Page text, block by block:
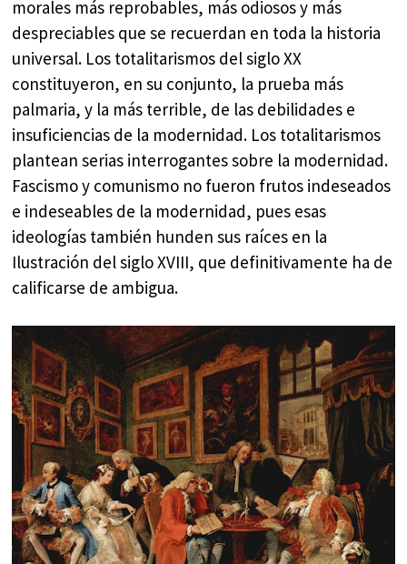
morales más reprobables, más odiosos y más
despreciables que se recuerdan en toda la historia
universal. Los totalitarismos del siglo XX
constituyeron, en su conjunto, la prueba más
palmaria, y la más terrible, de las debilidades e
insuficiencias de la modernidad. Los totalitarismos
plantean serias interrogantes sobre la modernidad.
Fascismo y comunismo no fueron frutos indeseados
e indeseables de la modernidad, pues esas
ideologías también hunden sus raíces en la
Ilustración del siglo XVIII, que definitivamente ha de
calificarse de ambigua.